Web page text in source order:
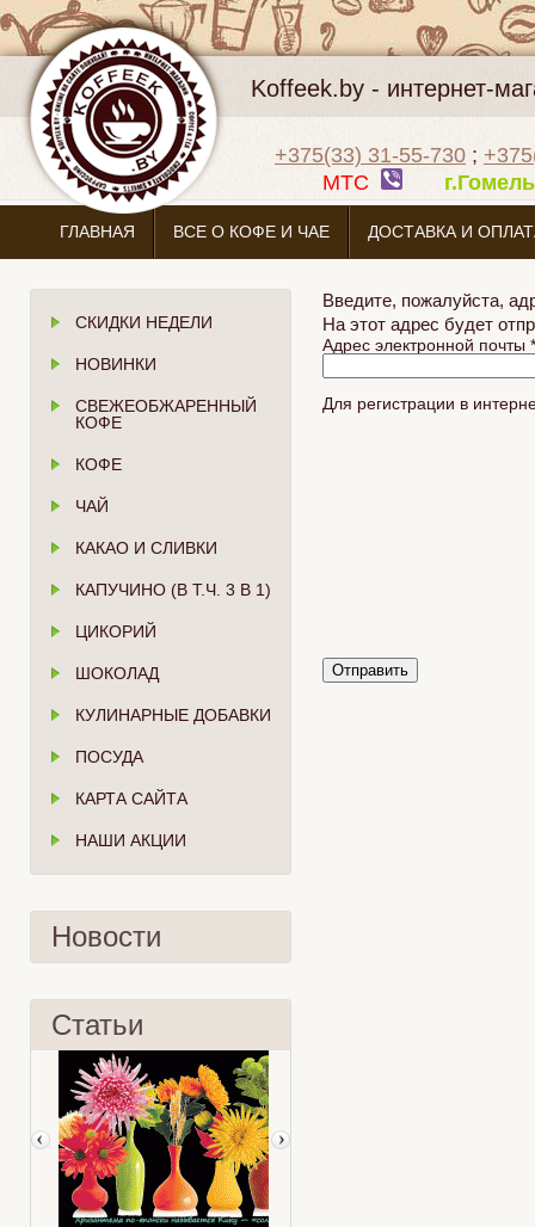
Koffeek.by - интернет-
+375(33) 31-55-730 ;
МТС
ГЛАВНАЯ ВСЕ О КОФЕ И ЧАЕ ДОСТАВКА И
СКИДКИ НЕДЕЛИ
НОВИНКИ
СВЕЖЕОБЖАРЕННЫЙ
КОФЕ
КОФЕ
ЧАЙ
КАКАО И СЛИВКИ
КАПУЧИНО (В Т.Ч. 3 В 1)
ЦИКОРИЙ
ШОКОЛАД
КУЛИНАРНЫЕ ДОБАВКИ
ПОСУДА
КАРТА САЙТА
НАШИ АКЦИИ
Новости
Статьи
Введите, пожалуйста,
На этот адрес будет
Адрес электронной почты *
Для регистрации в
Отправить